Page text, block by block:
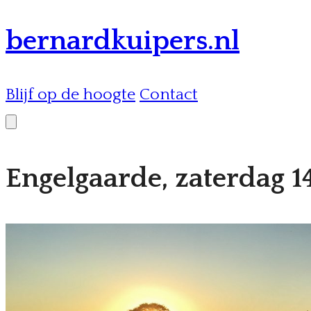
bernardkuipers.nl
Blijf op de hoogte Contact
Engelgaarde, zaterdag